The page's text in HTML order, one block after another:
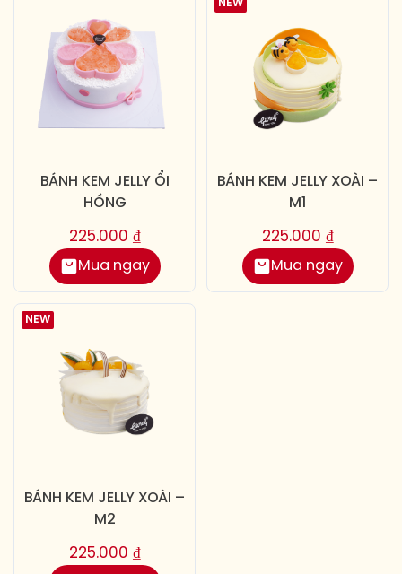
BÁNH KEM JELLY ỔI
HỒNG
Mua ngay
225.000 ₫
NEW
BÁNH KEM JELLY XOÀI –
M1
Mua ngay
225.000 ₫
NEW
BÁNH KEM JELLY XOÀI –
M2
225.000 ₫